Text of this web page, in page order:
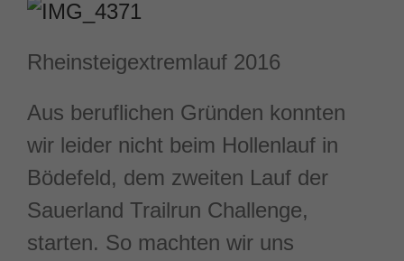
Rheinsteigextremlauf 2016
Aus beruflichen Gründen konnten
wir leider nicht beim Hollenlauf in
Bödefeld, dem zweiten Lauf der
Sauerland Trailrun Challenge,
starten. So machten wir uns